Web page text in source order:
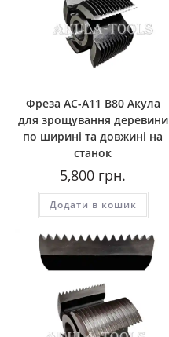
Фреза AС-A11 B80 Акула
для зрощування деревини
по ширині та довжині на
станок
5,800 грн.
Додати в кошик